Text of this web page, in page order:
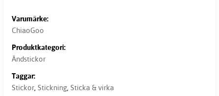
Varumärke:
ChiaoGoo
Produktkategori:
Ändstickor
Taggar:
Stickor, Stickning, Sticka & virka